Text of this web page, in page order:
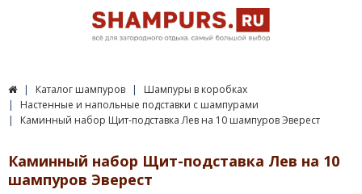
Каталог шампуров
Шампуры в коробках
Настенные и напольные подставки с шампурами
Каминный набор Щит-подставка Лев на 10 шампуров Эверест
Каминный набор Щит-подставка Лев на 10
шампуров Эверест